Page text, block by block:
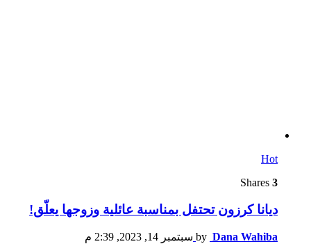
Hot
3
ديانا كرزون تحتفل بمناسبة عائلية وزوجها يعلّق!
by Dana Wahiba سبتمبر 14, 2023, 2:39 م